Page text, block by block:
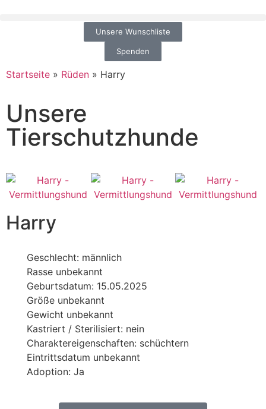
Unsere Wunschliste
Spenden
Startseite » Rüden » Harry
Unsere
Tierschutzhunde
Harry
Geschlecht: männlich
Rasse unbekannt
Geburtsdatum: 15.05.2025
Größe unbekannt
Gewicht unbekannt
Kastriert / Sterilisiert: nein
Charaktereigenschaften: schüchtern
Eintrittsdatum unbekannt
Adoption: Ja